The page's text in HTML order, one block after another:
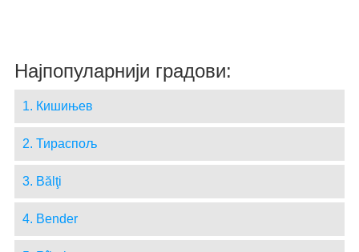
Најпопуларнији градови:
1. Кишињев
2. Тираспољ
3. Bălţi
4. Bender